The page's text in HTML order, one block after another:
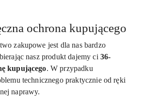
ochrona kupującego
zakupowe jest dla nas bardzo
nasz produkt dajemy ci 36-
kupującego. W przypadku
technicznego praktycznie od ręki
naprawy.